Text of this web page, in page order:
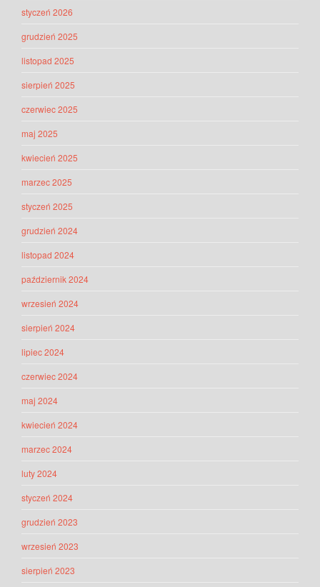
styczeń 2026
grudzień 2025
listopad 2025
sierpień 2025
czerwiec 2025
maj 2025
kwiecień 2025
marzec 2025
styczeń 2025
grudzień 2024
listopad 2024
październik 2024
wrzesień 2024
sierpień 2024
lipiec 2024
czerwiec 2024
maj 2024
kwiecień 2024
marzec 2024
luty 2024
styczeń 2024
grudzień 2023
wrzesień 2023
sierpień 2023